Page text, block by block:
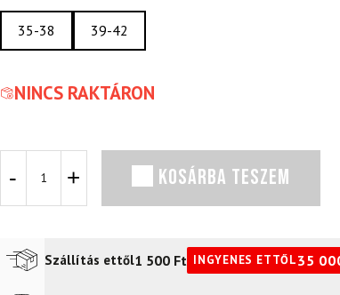
35-38 39-42
NINCS RAKTÁRON
Truly
Zokni
mennyiség
KOSÁRBA TESZEM
Szállítás ettől1 500 Ft INGYENES ETTŐL35